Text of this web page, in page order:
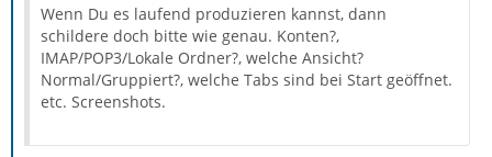
Wenn Du es laufend produzieren kannst, dann
schildere doch bitte wie genau. Konten?,
IMAP/POP3/Lokale Ordner?, welche Ansicht?
Normal/Gruppiert?, welche Tabs sind bei Start geöffnet.
etc. Screenshots.